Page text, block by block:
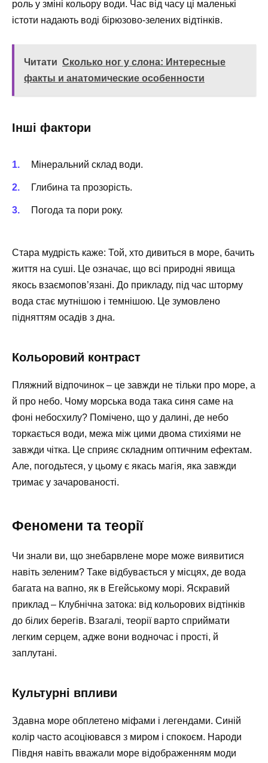
роль у зміні кольору води. Час від часу ці маленькі
істоти надають воді бірюзово-зелених відтінків.
Читати Сколько ног у слона: Интересные
факты и анатомические особенности
Інші фактори
Мінеральний склад води.
Глибина та прозорість.
Погода та пори року.
Стара мудрість каже: Той, хто дивиться в море, бачить
життя на суші. Це означає, що всі природні явища
якось взаємопов’язані. До прикладу, під час шторму
вода стає мутнішою і темнішою. Це зумовлено
підняттям осадів з дна.
Кольоровий контраст
Пляжний відпочинок – це завжди не тільки про море, а
й про небо. Чому морська вода така синя саме на
фоні небосхилу? Помічено, що у далині, де небо
торкається води, межа між цими двома стихіями не
завжди чітка. Це сприяє складним оптичним ефектам.
Але, погодьтеся, у цьому є якась магія, яка завжди
тримає у зачарованості.
Феномени та теорії
Чи знали ви, що знебарвлене море може виявитися
навіть зеленим? Таке відбувається у місцях, де вода
багата на вапно, як в Егейському морі. Яскравий
приклад – Клубнічна затока: від кольорових відтінків
до білих берегів. Взагалі, теорії варто сприймати
легким серцем, адже вони водночас і прості, й
заплутані.
Культурні впливи
Здавна море обплетено міфами і легендами. Синій
колір часто асоціювався з миром і спокоєм. Народи
Півдня навіть вважали море відображенням моди